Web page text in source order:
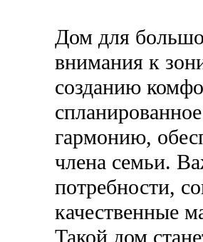
Дом для
внимания к
созданию
гармонию,
члена семьи.
потребности,
качественные
Такой дом